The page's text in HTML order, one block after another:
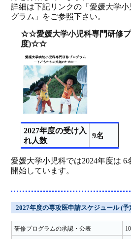
詳細は下記リンクの「愛媛大学
グラム」をご参照下さい。
☆☆愛媛大学小児科専門研修プ
度)☆☆
2027年度の受け入
れ人数
9名
愛媛大学小児科では2024年度は 6
開始しています。
2027年度の専攻医申請スケジュール (予
研修プログラムの承認・公表